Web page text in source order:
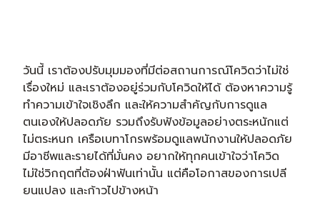
วันนี้ เราต้องปรับมุมมองที่มีต่อสถานการณ์โควิดว่าไม่ใช่
เรื่องใหม่ และเราต้องอยู่ร่วมกับโควิดให้ได้ ต้องหาความรู้
ทำความเข้าใจเชิงลึก และให้ความสำคัญกับการดูแล
ตนเองให้ปลอดภัย รวมถึงรับฟังข้อมูลอย่างตระหนักแต่
ไม่ตระหนก เครือเบทาโกรพร้อมดูแลพนักงานให้ปลอดภัย
มีอาชีพและรายได้ที่มั่นคง อยากให้ทุกคนเข้าใจว่าโควิด
ไม่ใช่วิกฤตที่ต้องฝ่าฟันเท่านั้น แต่คือโอกาสของการเปลี
ยนแปลง และก้าวไปข้างหน้า